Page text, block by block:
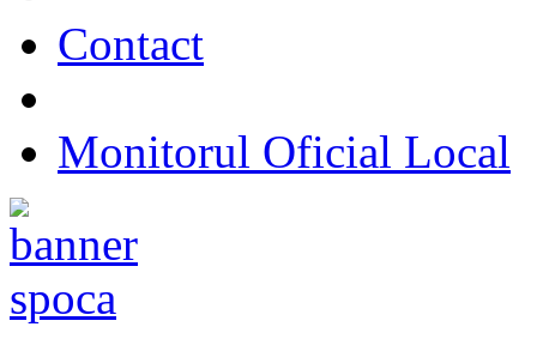
Contact
Monitorul Oficial Local